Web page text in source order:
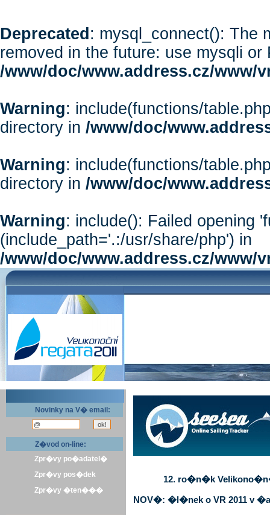
Deprecated : mysql_connect(): The
removed in the future: use mysqli or
/www/doc/www.address.cz/www/
Warning: include(functions/
directory in /www/doc/
Warning: include(functions/
directory in /www/doc/
Warning: include(): Failed opening
(include_path='.:/usr/share/php') in
/www/doc/www.address.cz/www/
Novinky na V� email:
Z�vod on-line:
Zpr�vy po�adatel�
Zpr�vy pos�dek
Zpr�vy �ten���
12. ro�n�k
NOV�: �l�nek o VR 2011 v